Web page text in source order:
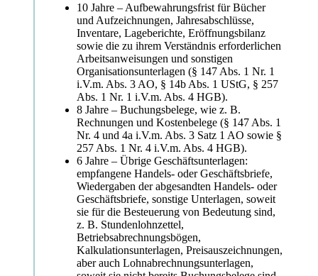
10 Jahre – Aufbewahrungsfrist für Bücher
und Aufzeichnungen, Jahresabschlüsse,
Inventare, Lageberichte, Eröffnungsbilanz
sowie die zu ihrem Verständnis erforderlichen
Arbeitsanweisungen und sonstigen
Organisationsunterlagen (§ 147 Abs. 1 Nr. 1
i.V.m. Abs. 3 AO, § 14b Abs. 1 UStG, § 257
Abs. 1 Nr. 1 i.V.m. Abs. 4 HGB).
8 Jahre – Buchungsbelege, wie z. B.
Rechnungen und Kostenbelege (§ 147 Abs. 1
Nr. 4 und 4a i.V.m. Abs. 3 Satz 1 AO sowie §
257 Abs. 1 Nr. 4 i.V.m. Abs. 4 HGB).
6 Jahre – Übrige Geschäftsunterlagen:
empfangene Handels- oder Geschäftsbriefe,
Wiedergaben der abgesandten Handels- oder
Geschäftsbriefe, sonstige Unterlagen, soweit
sie für die Besteuerung von Bedeutung sind,
z. B. Stundenlohnzettel,
Betriebsabrechnungsbögen,
Kalkulationsunterlagen, Preisauszeichnungen,
aber auch Lohnabrechnungsunterlagen,